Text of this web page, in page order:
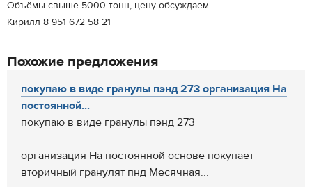
Объёмы свыше 5000 тонн, цену обсуждаем.
Кирилл 8 951 672 58 21
Похожие предложения
покупаю в виде гранулы пэнд 273 организация На
постоянной...
покупаю в виде гранулы пэнд 273
организация На постоянной основе покупает
вторичный гранулят пнд Месячная...